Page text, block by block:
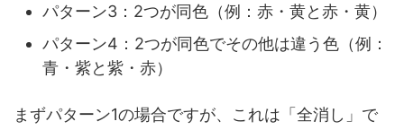
パターン3：2つが同色（例：赤・黄と赤・黄）
パターン4：2つが同色でその他は違う色（例：
青・紫と紫・赤）
まずパターン1の場合ですが、これは「全消し」で